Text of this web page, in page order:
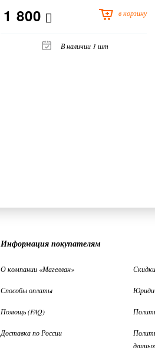
1 800 в корзину
В наличии 1 шт
Информация покупателям
О компании «Магеллан»
Способы оплаты
Помощь (FAQ)
Доставка по России
данных